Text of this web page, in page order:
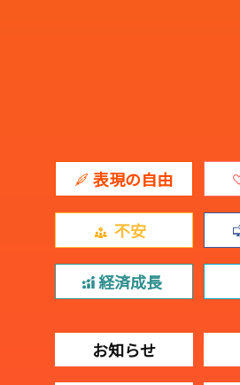
表現の自由
不安
経済成長
お知らせ